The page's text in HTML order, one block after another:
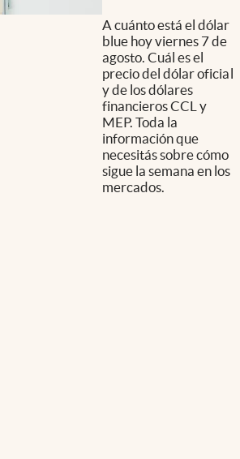
A cuánto está el dólar
blue hoy viernes 7 de
agosto. Cuál es el
precio del dólar oficial
y de los dólares
financieros CCL y
MEP. Toda la
información que
necesitás sobre cómo
sigue la semana en los
mercados.